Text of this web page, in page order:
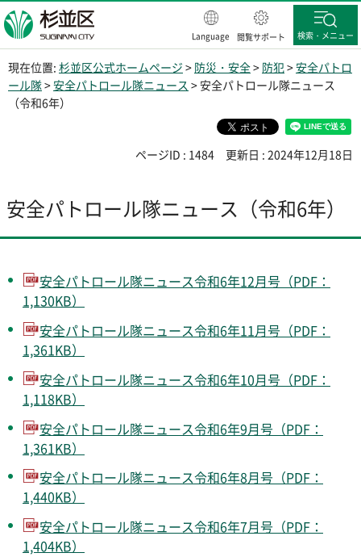
杉並区
Language 閲覧サポート 検索・メニュー
現在位置: 杉並区公式ホームページ > 防災・安全> 防犯>安全パトロ
ール隊>安全パトロール隊ニュース > 安全パトロール隊ニュース
（令和6年）
ページID : 1484 更新日 : 2024年12月18日
安全パトロール隊ニュース（令和6年）
安全パトロール隊ニュース令和6年12月号（PDF：
1,130KB）
安全パトロール隊ニュース令和6年11月号（PDF：
1,361KB）
安全パトロール隊ニュース令和6年10月号（PDF：
1,118KB）
安全パトロール隊ニュース令和6年9月号（PDF：
1,361KB）
安全パトロール隊ニュース令和6年8月号（PDF：
1,440KB）
安全パトロール隊ニュース令和6年7月号（PDF：
1,404KB）